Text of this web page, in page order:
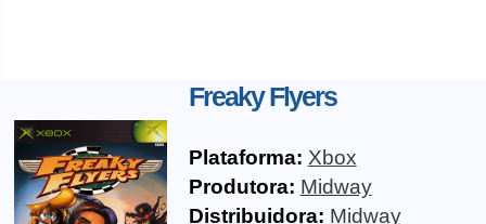
Freaky Flyers
Plataforma: Xbox
Produtora: Midway
Distribuidora: Midway